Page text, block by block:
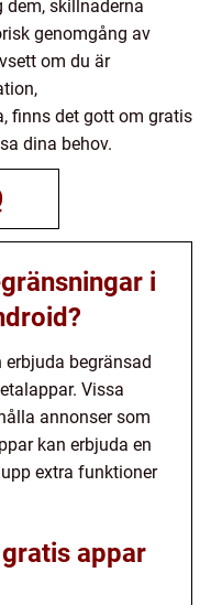
skillnaderna
genomgång av
om du är
finns det gott om gratis
dina behov.
i
begränsad
Vissa
annonser som
kan erbjuda en
extra funktioner
appar